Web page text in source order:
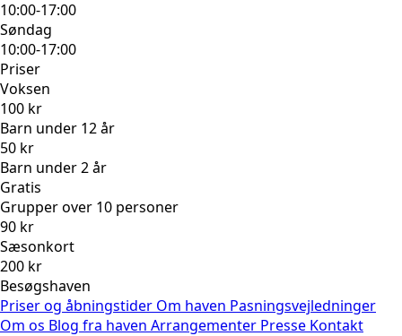
10:00-17:00
Søndag
10:00-17:00
Priser
Voksen
100 kr
Barn under 12 år
50 kr
Barn under 2 år
Gratis
Grupper over 10 personer
90 kr
Sæsonkort
200 kr
Besøgshaven
Priser og åbningstider Om haven Pasningsvejledninger
Om os Blog fra haven Arrangementer Presse Kontakt